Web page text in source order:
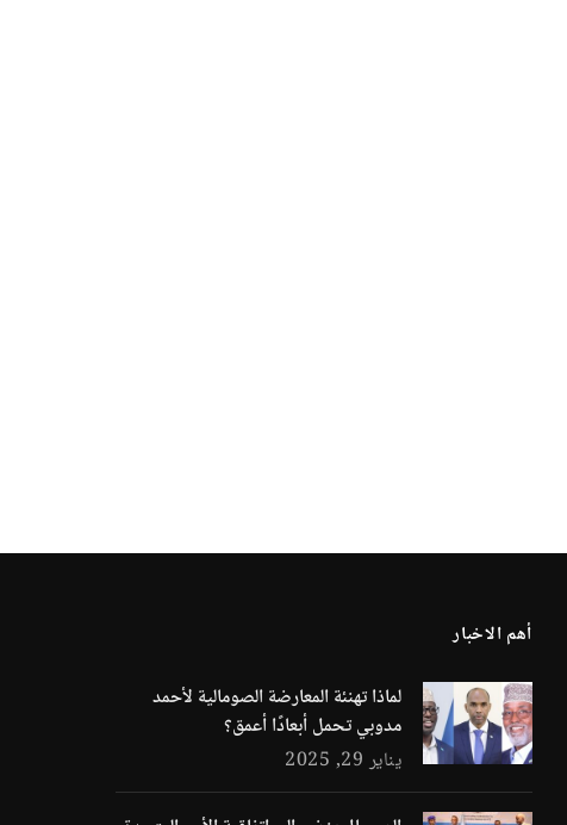
أهم الاخبار
لماذا تهنئة المعارضة الصومالية لأحمد
مدوبي تحمل أبعادًا أعمق؟
يناير 29, 2025